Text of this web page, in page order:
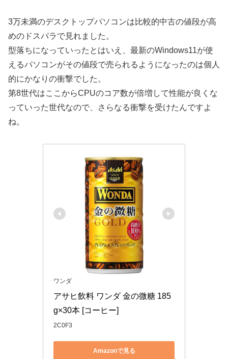
3万未満のデスクトップパソコンは比較的中古の値段が高
めのドスパラで見れました。
型落ちになっていったとはいえ、最新のWindows11が使
えるパソコンがその値段で売られるようになったのは個人
的にかなりの衝撃でした。
第8世代はここからCPUのコア数が倍増して性能が良くな
っていった世代なので、さらなる衝撃を受けたんですよ
ね。
ワンダ
アサヒ飲料 ワンダ 金の微糖 185
g×30本 [コーヒー]
2C0F3
Amazonで見る